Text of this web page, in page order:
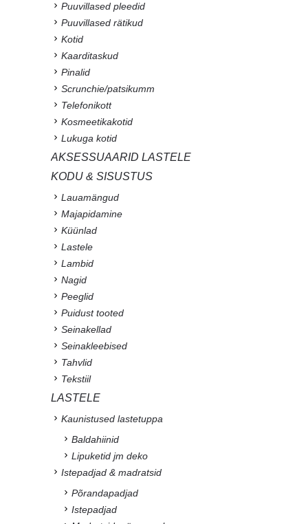
Puuvillased pleedid
Puuvillased rätikud
Kotid
Kaarditaskud
Pinalid
Scrunchie/patsikumm
Telefonikott
Kosmeetikakotid
Lukuga kotid
AKSESSUAARID LASTELE
KODU & SISUSTUS
Lauamängud
Majapidamine
Küünlad
Lastele
Lambid
Nagid
Peeglid
Puidust tooted
Seinakellad
Seinakleebised
Tahvlid
Tekstiil
LASTELE
Kaunistused lastetuppa
Baldahiinid
Lipuketid jm deko
Istepadjad & madratsid
Põrandapadjad
Istepadjad